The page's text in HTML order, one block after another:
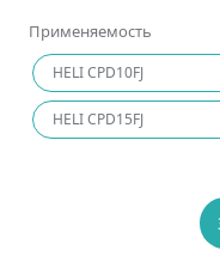
Применяемость
HELI CPD10FJ
HELI CPD15FJ